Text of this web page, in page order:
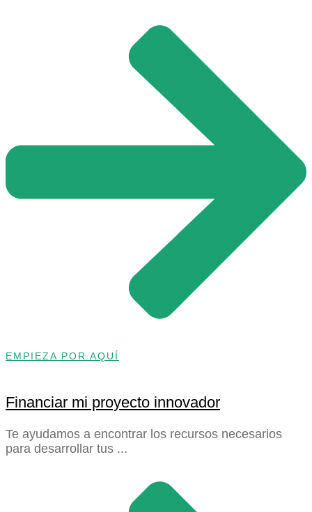
EMPIEZA POR AQUÍ
Financiar mi proyecto innovador
Te ayudamos a encontrar los recursos necesarios
para desarrollar tus ...